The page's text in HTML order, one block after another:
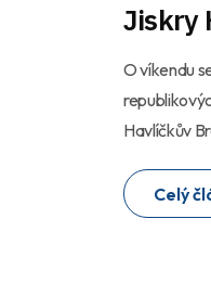
Jiskry
O víkendu
Havlíčkův
Celý